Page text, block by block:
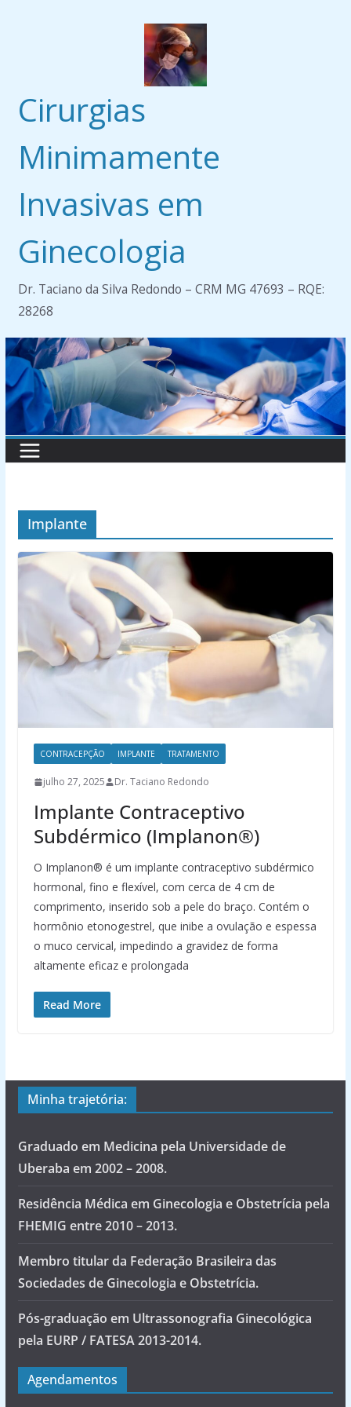
Cirurgias
Minimamente
Invasivas em
Ginecologia
Dr. Taciano da Silva Redondo – CRM MG 47693 – RQE:
28268
Implante
CONTRACEPÇÃO IMPLANTE TRATAMENTO
julho 27, 2025 Dr. Taciano Redondo
Implante Contraceptivo
Subdérmico (Implanon®)
O Implanon® é um implante contraceptivo subdérmico
hormonal, fino e flexível, com cerca de 4 cm de
comprimento, inserido sob a pele do braço. Contém o
hormônio etonogestrel, que inibe a ovulação e espessa
o muco cervical, impedindo a gravidez de forma
altamente eficaz e prolongada
Read More
Minha trajetória:
Graduado em Medicina pela Universidade de
Uberaba em 2002 – 2008.
Residência Médica em Ginecologia e Obstetrícia pela
FHEMIG entre 2010 – 2013.
Membro titular da Federação Brasileira das
Sociedades de Ginecologia e Obstetrícia.
Pós-graduação em Ultrassonografia Ginecológica
pela EURP / FATESA 2013-2014.
Agendamentos